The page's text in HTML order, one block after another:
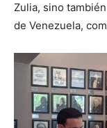
Zulia, sino
de Venezuela,